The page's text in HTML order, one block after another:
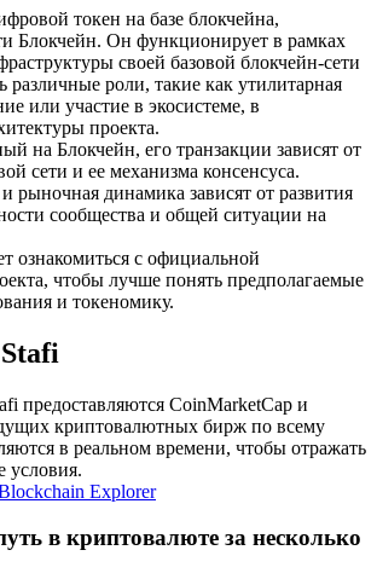
USDC в качестве
торговли
к лучшим трейдерам
токен на базе блокчейна,
Блокчейн. Он функционирует в рамках
своей базовой блокчейн-сети
роли, такие как утилитарная
или участие в экосистеме, в
проекта.
на Блокчейн, его транзакции зависят от
сети и ее механизма консенсуса.
рыночная динамика зависят от развития
сообщества и общей ситуации на
ознакомиться с официальной
чтобы лучше понять предполагаемые
и токеномику.
предоставляются CoinMarketCap и
криптовалютных бирж по всему
в реальном времени, чтобы отражать
условия.
Explorer
в криптовалюте за несколько